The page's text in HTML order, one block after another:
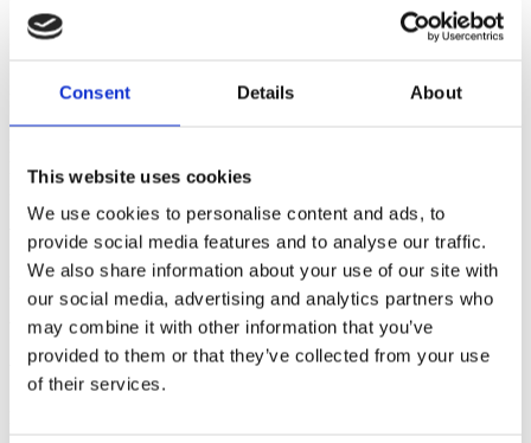
Consent Details About
This website uses cookies
We use cookies to personalise content and ads, to
provide social media features and to analyse our traffic.
We also share information about your use of our site with
our social media, advertising and analytics partners who
may combine it with other information that you’ve
provided to them or that they’ve collected from your use
of their services.
Mission
Muttersprachlern und High-End-Sprachtechnologie für
internationale Unternehmen und Organisationen.
Vision
Mastervoice beseitigt Sprachbarrieren, denn wir sprechen die
Sprache Ihrer Kunden und Stakeholder – in jedem Meeting,
weltweit, und in jeder Sprache.
Werte